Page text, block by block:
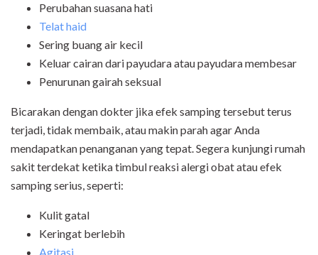
Perubahan suasana hati
Telat haid
Sering buang air kecil
Keluar cairan dari payudara atau payudara membesar
Penurunan gairah seksual
Bicarakan dengan dokter jika efek samping tersebut terus
terjadi, tidak membaik, atau makin parah agar Anda
mendapatkan penanganan yang tepat. Segera kunjungi rumah
sakit terdekat ketika timbul reaksi alergi obat atau efek
samping serius, seperti:
Kulit gatal
Keringat berlebih
Agitasi